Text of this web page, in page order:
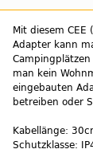
Mit diesem
Adapter kann
man kein
eingebauten
betreiben oder
Kabellänge:
Schutzklasse: